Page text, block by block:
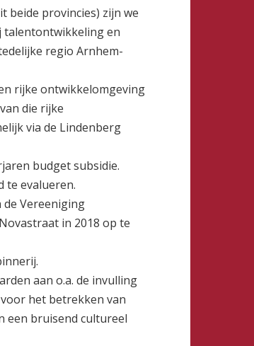
beide provincies) zijn we
talentontwikkeling en
regio Arnhem-
rijke ontwikkelomgeving
die rijke
via de Lindenberg
budget subsidie.
te evalueren.
de Vereeniging
in 2018 op te
aan o.a. de invulling
het betrekken van
een bruisend cultureel